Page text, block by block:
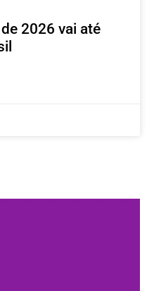
2026 vai até